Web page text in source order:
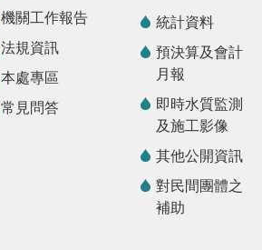
機關工作報告
法規資訊
本處專區
常見問答
統計資料
預決算及會計
月報
即時水質監測
及施工影像
其他公開資訊
對民間團體之
補助